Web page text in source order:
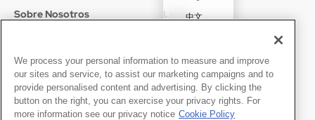
Español
中文
Português
✓Español
Sobre Nosotros
Noticias
Sala de Prensa
Legal
京ICP备11012483号-9
Contacto
We process your personal information to measure and improve
our sites and service, to assist our marketing campaigns and to
provide personalised content and advertising. By clicking the
button on the right, you can exercise your privacy rights. For
more information see our privacy notice Cookie Policy